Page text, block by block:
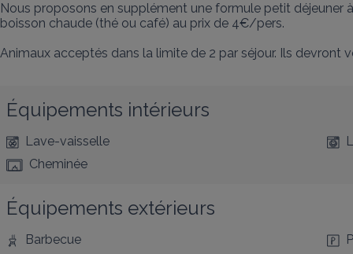
Nous proposons en supplément une formule petit déjeuner
boisson chaude (thé ou café) au prix de 4€/pers.
Animaux acceptés dans la limite de 2 par séjour. Ils devront
Équipements intérieurs
Lave-vaisselle
Cheminée
Équipements extérieurs
Barbecue